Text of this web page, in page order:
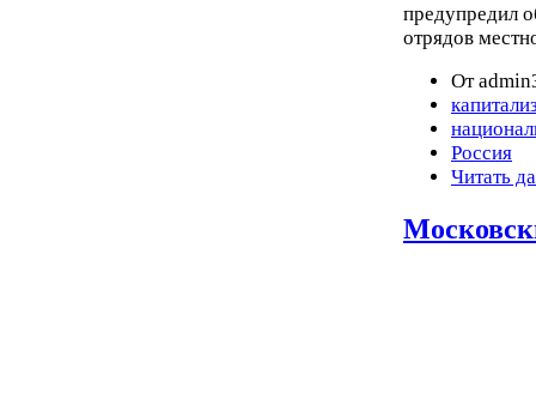
предупредил
отрядов
От
Россия
Читать